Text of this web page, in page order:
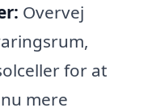
Overvej
for at
mere